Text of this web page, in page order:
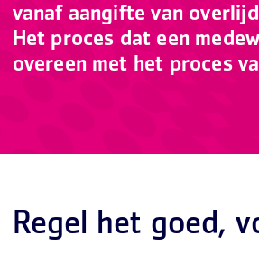
vanaf aangifte van
Het proces dat een
overeen met het proces
Regel het goed,